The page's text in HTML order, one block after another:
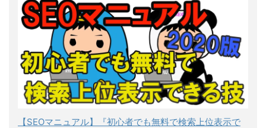
【SEOマニュアル】『初心者でも無料で検索上位表示で